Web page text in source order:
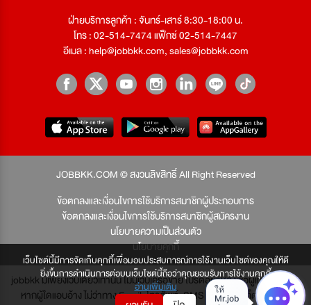
เว็บไซต์นี้มีการจัดเก็บคุกกี้เพื่อมอบประสบการณ์การใช้งานเว็บไซต์ของคุณให้ดี
ยิ่งขึ้นการดำเนินการต่อบนเว็บไซต์นี้ถือว่าคุณยอมรับการใช้งานคุกกี้
อ่านเพิ่มเติม
ฝ่ายบริการลูกค้า : จันทร์-เสาร์ 8:30-18:00 น.
โทร : 02-514-7474 แฟ็กซ์ 02-514-7447
อีเมล :help@jobbkk.com,sales@jobbkk.com
JOBBKK.COM © สงวนลิขสิทธิ์ All Right Reserved
ข้อตกลงและเงื่อนไขการใช้บริการสมาชิกผู้ประกอบการ
ข้อตกลงและเงื่อนไขการใช้บริการสมาชิกผู้สมัครงาน
นโยบายความเป็นส่วนตัว
นโยบายคุกกี้
jobbkk มีเพียงเว็บเดียวเท่านั้น ไม่มีเว็บเครือข่าย โปรดอย่าหลงเชื่อผู้แอบอ้าง และ
หากผู้ใดแอบอ้าง ไม่ว่าทาง Email, โทรศัพท์, SMS หรือทางใดก็ตาม จะถูก